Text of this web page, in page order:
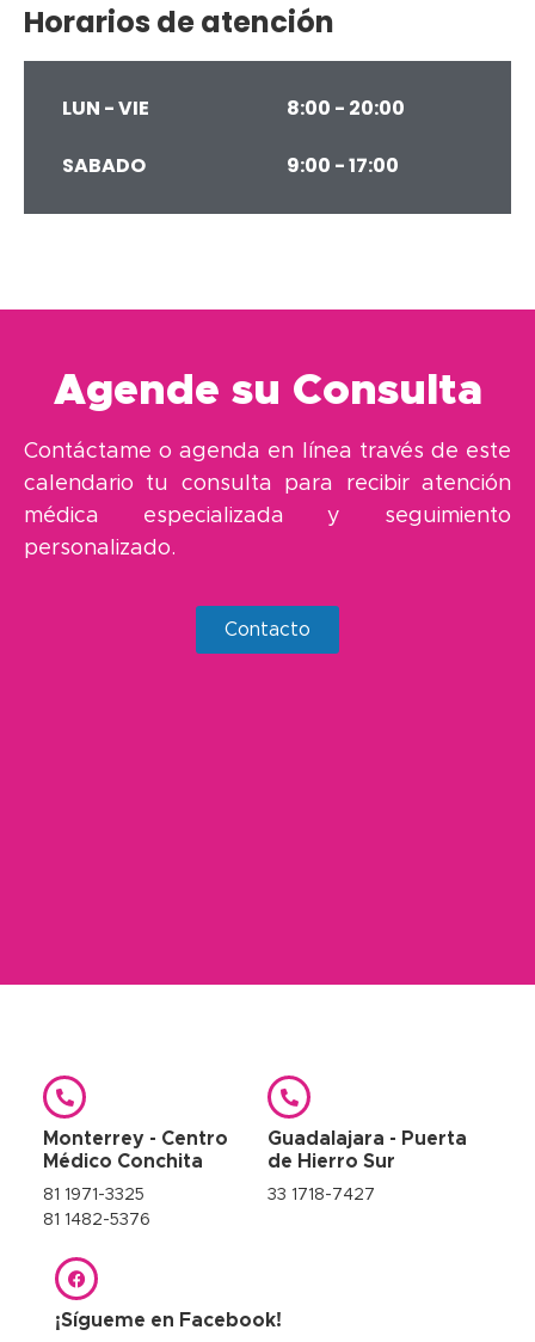
Horarios de atención
LUN - VIE 8:00 - 20:00
SABADO 9:00 - 17:00
Agende su Consulta
Contáctame o agenda en línea través de este
calendario tu consulta para recibir atención
médica especializada y seguimiento
personalizado.
Contacto
Monterrey - Centro
Médico Conchita
81 1971-3325
81 1482-5376
Guadalajara - Puerta
de Hierro Sur
33 1718-7427
¡Sígueme en Facebook!